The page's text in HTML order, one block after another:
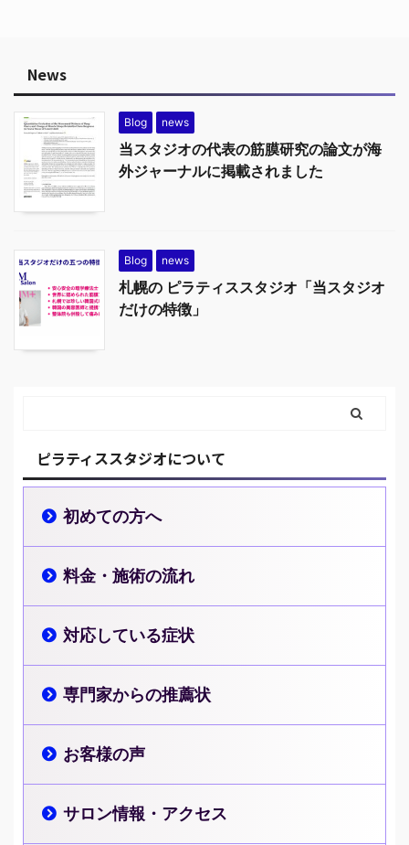
News
Blog news
当スタジオの代表の筋膜研究の論文が海
外ジャーナルに掲載されました
Blog news
札幌の ピラティススタジオ「当スタジオ
だけの特徴」
ピラティススタジオについて
初めての方へ
料金・施術の流れ
対応している症状
専門家からの推薦状
お客様の声
サロン情報・アクセス